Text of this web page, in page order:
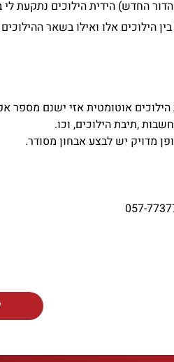
הילוכים אלו ואילו בשאר
הילוכים אוטומטית אזי ישנם מספר
,תיבת הילוכים, וכו.
מדויק יש לבצע אבחון מסודר.